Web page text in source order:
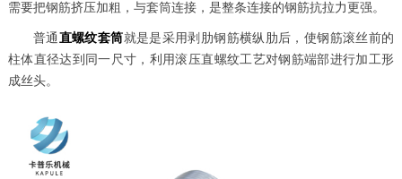
需要把钢筋挤压加粗，与套筒连接，是整条连接的钢筋抗拉力更强。
普通 直螺纹套筒就是是采用剥肋钢筋横纵肋后，使钢筋滚丝前的
柱体直径达到同一尺寸，利用滚压直螺纹工艺对钢筋端部进行加工形
成丝头。